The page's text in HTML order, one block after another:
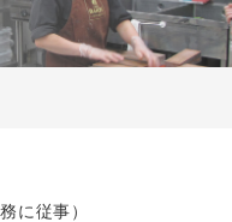
に従事）